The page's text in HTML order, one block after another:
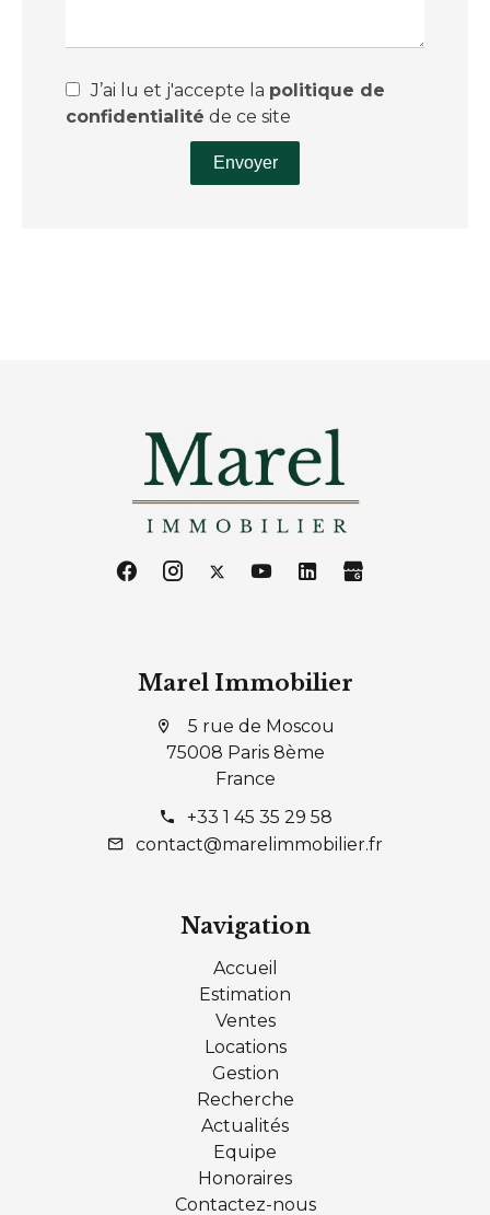
J’ai lu et j'accepte la politique de
confidentialité de ce site
Envoyer
Marel Immobilier
5 rue de Moscou
75008 Paris 8ème
France
+33 1 45 35 29 58
contact@marelimmobilier.fr
Navigation
Accueil
Estimation
Ventes
Locations
Gestion
Recherche
Actualités
Equipe
Honoraires
Contactez-nous